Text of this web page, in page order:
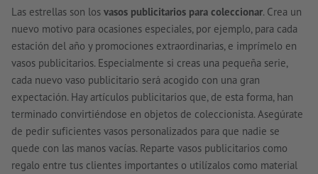
Las estrellas son los vasos publicitarios para coleccionar. Crea un
nuevo motivo para ocasiones especiales, por ejemplo, para cada
estación del año y promociones extraordinarias, e imprímelo en
vasos publicitarios. Especialmente si creas una pequeña serie,
cada nuevo vaso publicitario será acogido con una gran
expectación. Hay artículos publicitarios que, de esta forma, han
terminado convirtiéndose en objetos de coleccionista. Asegúrate
de pedir suficientes vasos personalizados para que nadie se
quede con las manos vacías. Reparte vasos publicitarios como
regalo entre tus clientes importantes o utilízalos como material